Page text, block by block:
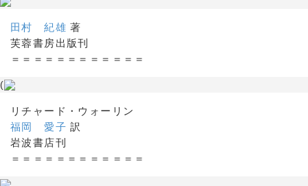
田村 紀雄 著
芙蓉書房出版刊
＝＝＝＝＝＝＝＝＝＝＝＝
(
リチャード・ウォーリン
福岡 愛子 訳
岩波書店刊
＝＝＝＝＝＝＝＝＝＝＝＝